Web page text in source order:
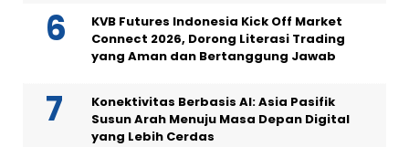
KVB Futures Indonesia Kick Off Market
Connect 2026, Dorong Literasi Trading
yang Aman dan Bertanggung Jawab
Konektivitas Berbasis AI: Asia Pasifik
Susun Arah Menuju Masa Depan Digital
yang Lebih Cerdas